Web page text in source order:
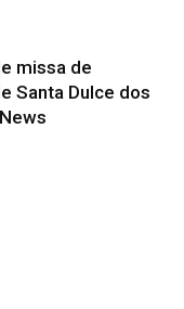
missa de
Santa Dulce dos